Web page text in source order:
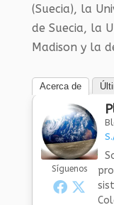
(Suecia), la
de Suecia, la
Madison y la
Acerca de
Síguenos